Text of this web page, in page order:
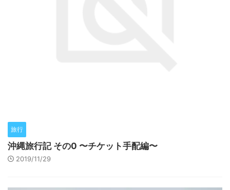
旅行
沖縄旅行記 その0 〜チケット手配編〜
2019/11/29